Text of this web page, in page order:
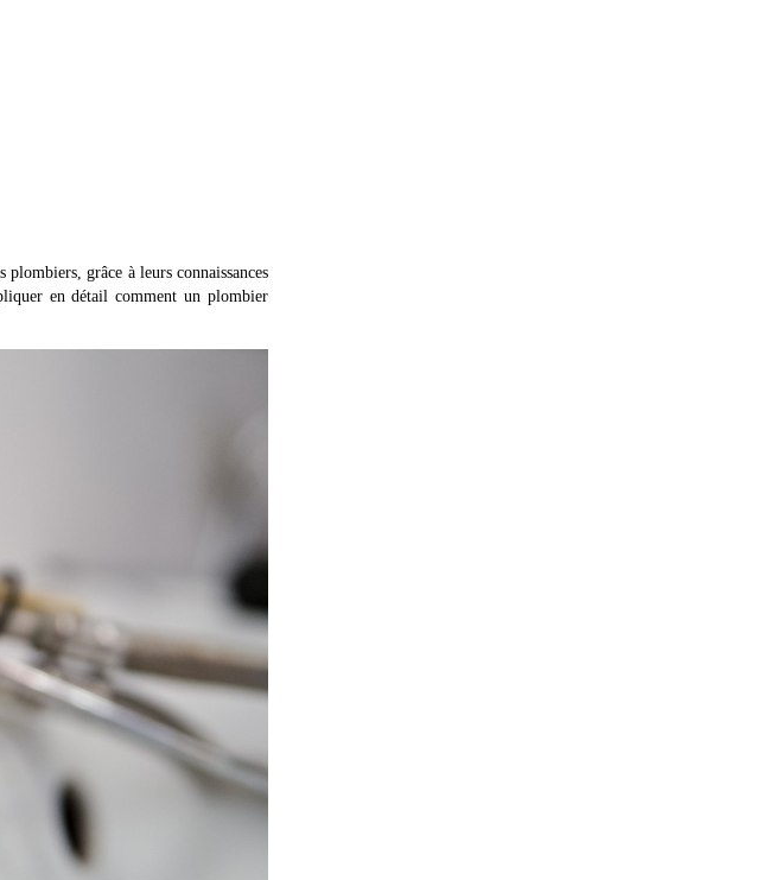
grâce à leurs connaissances
en détail comment un plombier